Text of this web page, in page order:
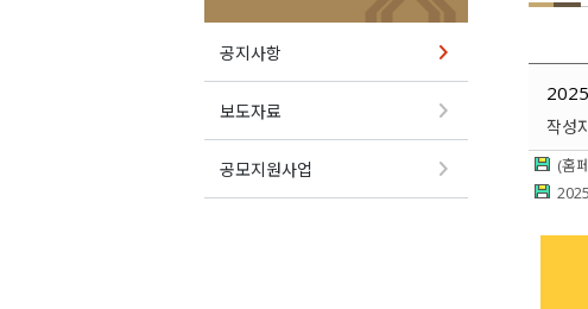
공지사항
보도자료
공모지원사업
작성
(홈